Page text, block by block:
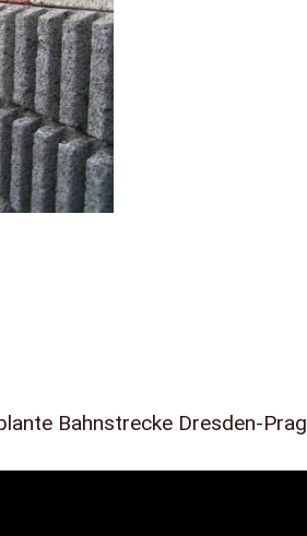
Bahnstrecke Dresden-Prag